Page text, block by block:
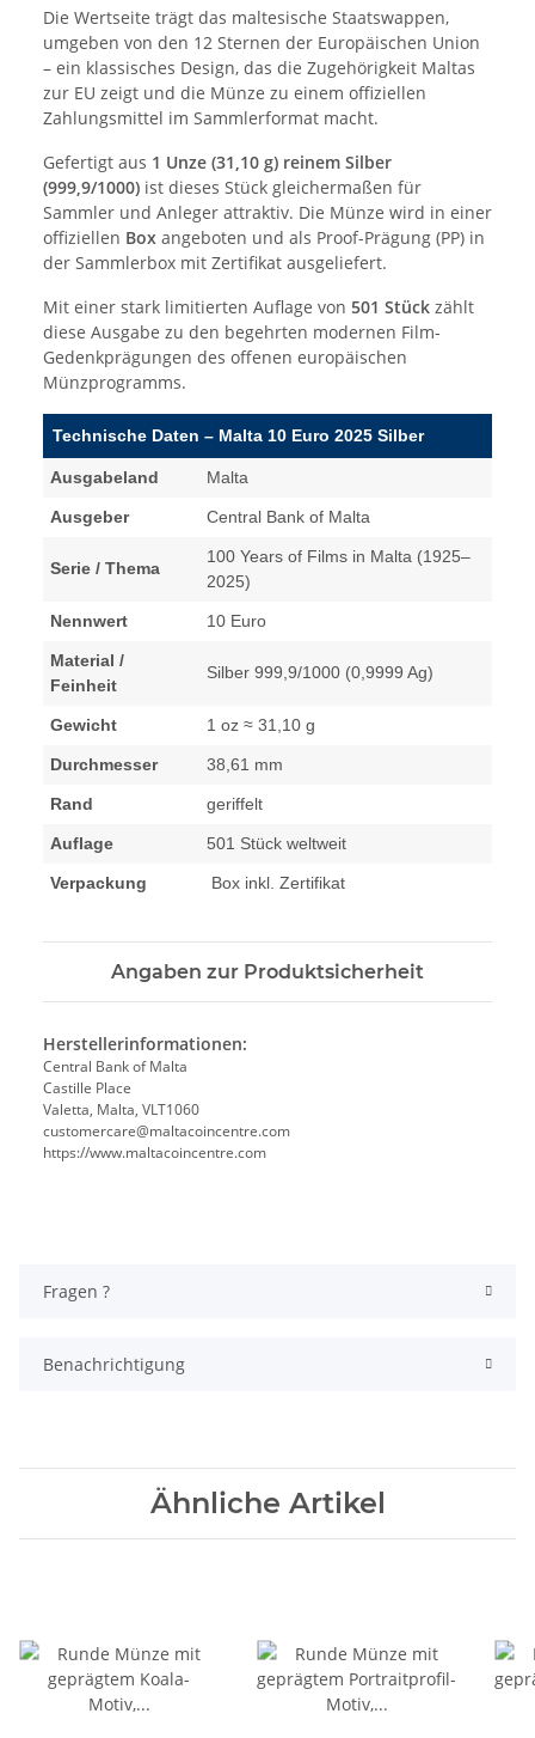
Die Wertseite trägt das maltesische Staatswappen,
umgeben von den 12 Sternen der Europäischen Union
– ein klassisches Design, das die Zugehörigkeit Maltas
zur EU zeigt und die Münze zu einem offiziellen
Zahlungsmittel im Sammlerformat macht.
Gefertigt aus 1 Unze (31,10 g) reinem Silber
(999,9/1000) ist dieses Stück gleichermaßen für
Sammler und Anleger attraktiv. Die Münze wird in einer
offiziellen Box angeboten und als Proof-Prägung (PP) in
der Sammlerbox mit Zertifikat ausgeliefert.
Mit einer stark limitierten Auflage von 501 Stück zählt
diese Ausgabe zu den begehrten modernen Film-
Gedenkprägungen des offenen europäischen
Münzprogramms.
Technische Daten – Malta 10 Euro 2025 Silber
Ausgabeland Malta
Ausgeber Central Bank of Malta
Serie / Thema
100 Years of Films in Malta (1925–
2025)
Nennwert 10 Euro
Material /
Feinheit
Silber 999,9/1000 (0,9999 Ag)
Gewicht 1 oz ≈ 31,10 g
Durchmesser 38,61 mm
Rand geriffelt
Auflage 501 Stück weltweit
Verpackung Box inkl. Zertifikat
Angaben zur Produktsicherheit
Herstellerinformationen:
Central Bank of Malta
Castille Place
Valetta, Malta, VLT1060
customercare@maltacoincentre.com
https://www.maltacoincentre.com
Fragen ?
Benachrichtigung
Ähnliche Artikel